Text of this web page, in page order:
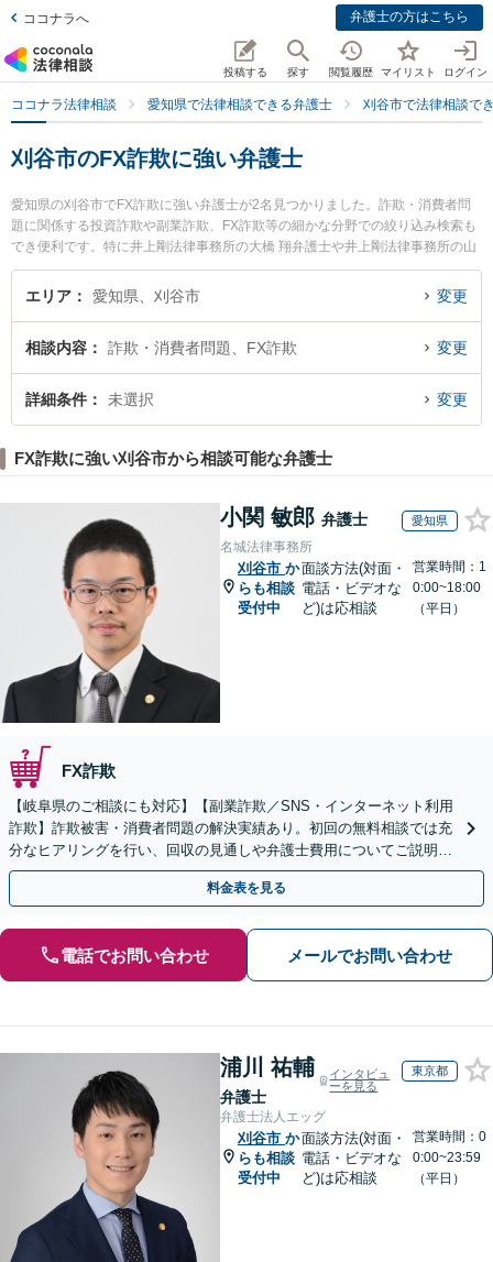
ココナラへ 弁護士の方はこちら
投稿する 探す 閲覧履歴 マイリスト ログイン
ココナラ法律相談 愛知県で法律相談できる弁護士 刈谷市で法律相談で
刈谷市のFX詐欺に強い弁護士
愛知県の刈谷市でFX詐欺に強い弁護士が2名見つかりました。詐欺・消費者問
題に関係する投資詐欺や副業詐欺、FX詐欺等の細かな分野での絞り込み検索も
でき便利です。特に井上剛法律事務所の大橋 翔弁護士や井上剛法律事務所の山
角 淳弁護士のプロフィール情報や弁護士費用、強みなどが注目されています。
『刈谷市で土日や夜間に発生したFX詐欺のトラブルを今すぐに弁護士に相談し
どでお困りの相談者さんにおすすめです。
エリア 愛知県、刈谷市 変更
相談内容 詐欺・消費者問題、FX詐欺 変更
詳細条件 未選択 変更
FX詐欺に強い刈谷市から相談可能な弁護士
小関 敏郎 弁護士 愛知県
名城法律事務所
刈谷市 か
らも相談
受付中
面談方法(対面・
電話・ビデオな
ど)は応相談
営業時間：1
0:00~18:00
（平日）
FX詐欺
【岐阜県のご相談にも対応】【副業詐欺／SNS・インターネット利用
詐欺】詐欺被害・消費者問題の解決実績あり。初回の無料相談では充
分なヒアリングを行い、回収の見通しや弁護士費用についてご説明し
ます。一人で悩まずにご相談を【初回相談無料】
料金表を見る
電話でお問い合わせ メールでお問い合わせ
浦川 祐輔
弁護士
インタビュ
ーを見る
東京都
弁護士法人エッグ
刈谷市 か
らも相談
受付中
面談方法(対面・
電話・ビデオな
ど)は応相談
営業時間：0
0:00~23:59
（平日）